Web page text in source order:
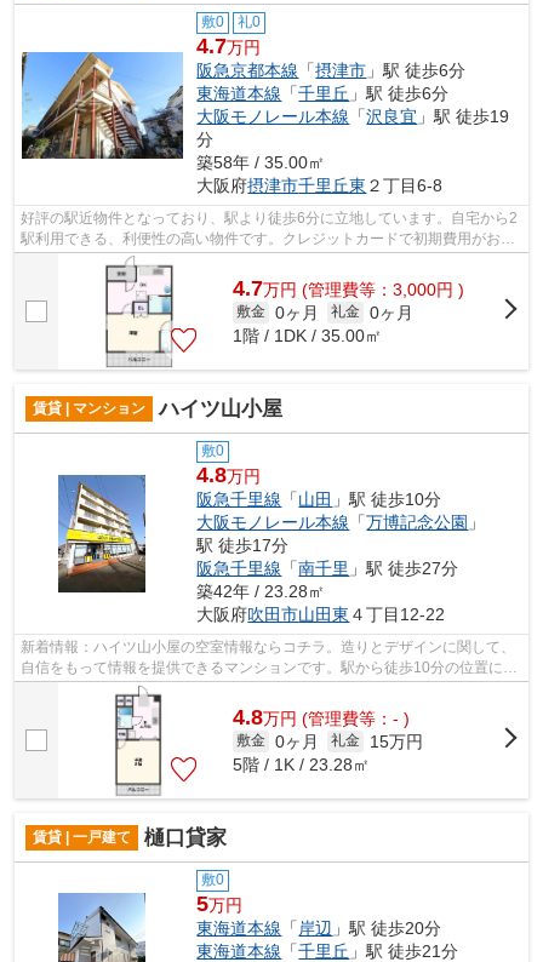
敷0 礼0
4.7万円
阪急京都本線 「摂津市 」駅 徒歩6分
東海道本線 「千里丘 」駅 徒歩6分
大阪モノレール本線 「沢良宜 」駅 徒歩19
分
築58年 / 35.00㎡
大阪府摂津市千里丘東 ２丁目6-8
好評の駅近物件となっており、駅より徒歩6分に立地しています。自宅から2
駅利用できる、利便性の高い物件です。クレジットカードで初期費用がお支
払いいただけるので、決済の手間が軽...
4.7万円 (管理費等：3,000円 )
敷金 0ヶ月 礼金 0ヶ月
1階 / 1DK / 35.00㎡
賃貸 | マンション ハイツ山小屋
敷0
4.8万円
阪急千里線 「山田 」駅 徒歩10分
大阪モノレール本線 「万博記念公園 」
駅 徒歩17分
阪急千里線 「南千里 」駅 徒歩27分
築42年 / 23.28㎡
大阪府吹田市山田東 ４丁目12-22
新着情報：ハイツ山小屋の空室情報ならコチラ。造りとデザインに関して、
自信をもって情報を提供できるマンションです。駅から徒歩10分の位置にあ
る物件なので、アクセスも良好です。...
4.8万円 (管理費等：- )
敷金 0ヶ月 礼金
15万円
5階 / 1K / 23.28㎡
賃貸 | 一戸建て 樋口貸家
敷0
5万円
東海道本線 「 岸辺 」駅 徒歩20分
東海道本線 「千里丘 」駅 徒歩21分